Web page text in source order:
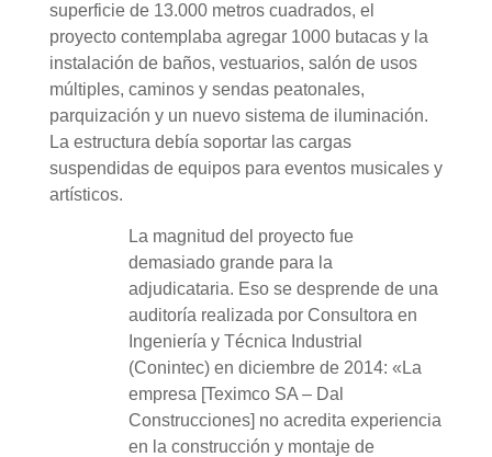
superficie de 13.000 metros cuadrados, el
proyecto contemplaba agregar 1000 butacas y la
instalación de baños, vestuarios, salón de usos
múltiples, caminos y sendas peatonales,
parquización y un nuevo sistema de iluminación.
La estructura debía soportar las cargas
suspendidas de equipos para eventos musicales y
artísticos.
La magnitud del proyecto fue
demasiado grande para la
adjudicataria. Eso se desprende de una
auditoría realizada por Consultora en
Ingeniería y Técnica Industrial
(Conintec) en diciembre de 2014: «La
empresa [Teximco SA – Dal
Construcciones] no acredita experiencia
en la construcción y montaje de